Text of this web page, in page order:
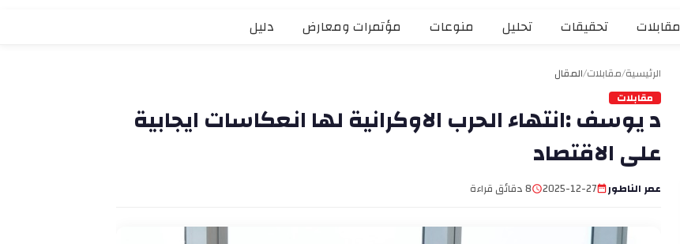
مقابلات تحقيقات تحليل منوعات مؤتمرات ومعارض دليل
الرئيسية/مقابلات/المقال
مقابلات
د يوسف :انتهاء الحرب الاوكرانية لها انعكاسات ايجابية
على الاقتصاد
عمر الناطور 2025-12-27 8 دقائق قراءة